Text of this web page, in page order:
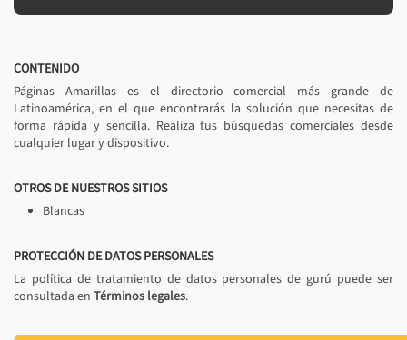
CONTENIDO
Páginas Amarillas es el directorio comercial más grande de
Latinoamérica, en el que encontrarás la solución que necesitas de
forma rápida y sencilla. Realiza tus búsquedas comerciales desde
cualquier lugar y dispositivo.
OTROS DE NUESTROS SITIOS
Blancas
PROTECCIÓN DE DATOS PERSONALES
La política de tratamiento de datos personales de gurú puede ser
consultada en Términos legales.